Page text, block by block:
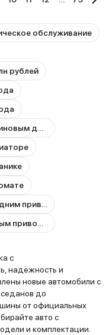
обслуживание
рублей
с
надёжность и
новые автомобили с
до
от официальных
авто с
и комплектации.